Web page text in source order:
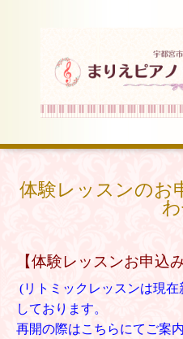
体験レッスンのお
【体験レッスンお申込
(リトミックレッスンは現
しております。
再開の際はこちらにてご案